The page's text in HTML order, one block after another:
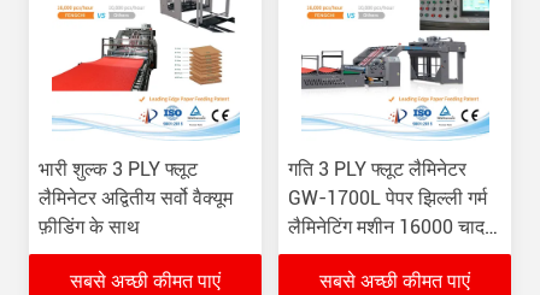
भारी शुल्क 3 PLY फ्लूट
लैमिनेटर अद्वितीय सर्वो वैक्यूम
फ़ीडिंग के साथ
सबसे अच्छी कीमत पाएं
गति 3 PLY फ्लूट लैमिनेटर
GW-1700L पेपर झिल्ली गर्म
लैमिनेटिंग मशीन 16000 चादरें/
घंटा
सबसे अच्छी कीमत पाएं